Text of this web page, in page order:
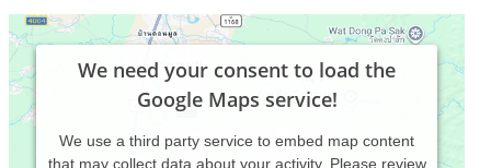
We need your consent to load the
Google Maps service!
We use a third party service to embed map content
that may collect data about your activity. Please review